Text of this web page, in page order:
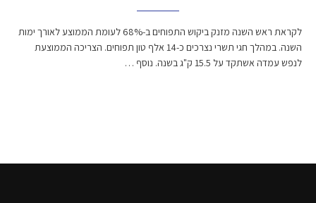
לקראת ראש השנה מזנק ביקוש התפוחים ב-68% לעומת הממוצע לאורך ימות
השנה. במהלך חגי תשרי נצרכים כ-14 אלף טון תפוחים. הצריכה הממוצעת
לנפש עמדה אשתקד על 15.5 ק"ג בשנה. נוסף …